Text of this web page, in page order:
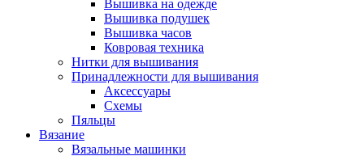
Вышивка на одежде
Вышивка подушек
Вышивка часов
Ковровая техника
Нитки для вышивания
Принадлежности для вышивания
Аксессуары
Схемы
Пяльцы
Вязание
Вязальные машинки